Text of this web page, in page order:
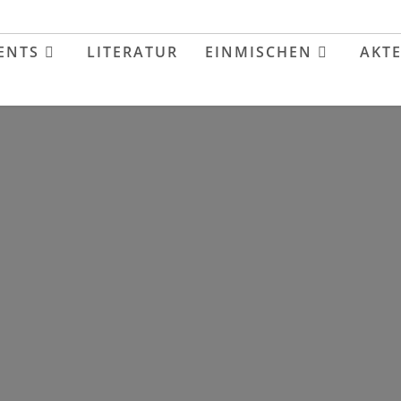
LITERATUR EINMISCHEN